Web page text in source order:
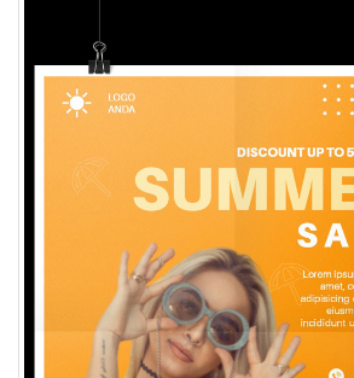
Pembayaran
Pendapatan
Fee
Password
Logout